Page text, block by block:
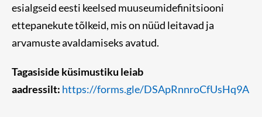
esialgseid eesti keelsed muuseumidefinitsiooni
ettepanekute tõlkeid, mis on nüüd leitavad ja
arvamuste avaldamiseks avatud.
Tagasiside küsimustiku leiab
aadressilt: https://forms.gle/DSApRnnroCfUsHq9A